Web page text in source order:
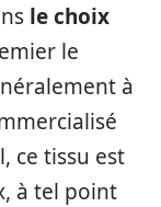
le choix
le
à
ce tissu est
à tel point